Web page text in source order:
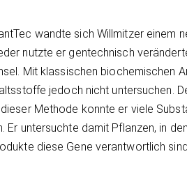
wandte sich Willmitzer einem
nutzte er gentechnisch
Mit klassischen biochemischen
jedoch nicht untersuchen.
Methode konnte er viele
Er untersuchte damit Pflanzen, in
diese Gene verantwortlich